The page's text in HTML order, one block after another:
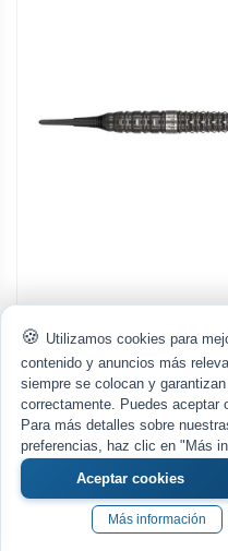
Utilizamos cookies para
contenido y anuncios más
siempre se colocan y
correctamente. Puedes aceptar
Para más detalles sobre
preferencias, haz clic en "Más
Aceptar cookies
Más información
210808
Dardos Target Japan
0
ENVÍO GRATIS .